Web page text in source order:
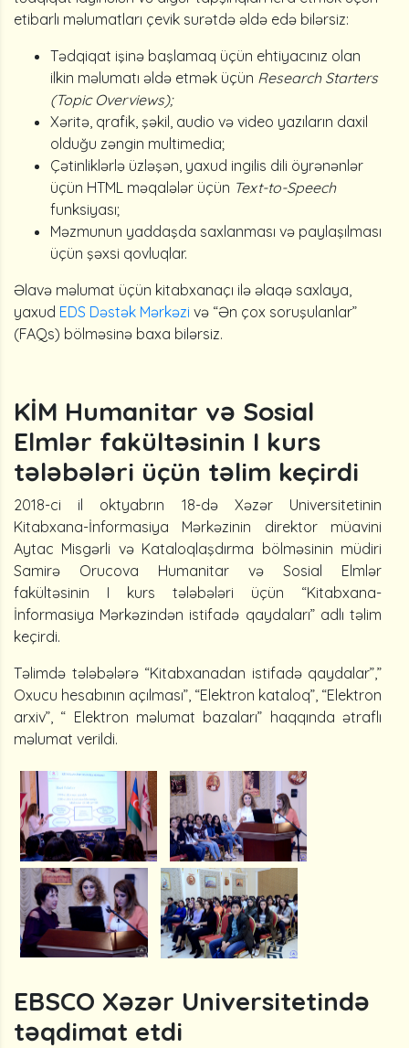
etibarlı məlumatları çevik surətdə əldə edə bilərsiz:
Tədqiqat işinə başlamaq üçün ehtiyacınız olan
ilkin məlumatı əldə etmək üçün Research Starters
(Topic Overviews);
Xəritə, qrafik, şəkil, audio və video yazıların daxil
olduğu zəngin multimedia;
Çətinliklərlə üzləşən, yaxud ingilis dili öyrənənlər
üçün HTML məqalələr üçün Text-to-Speech
funksiyası;
Məzmunun yaddaşda saxlanması və paylaşılması
üçün şəxsi qovluqlar.
Əlavə məlumat üçün kitabxanaçı ilə əlaqə saxlaya,
yaxud EDS Dəstək Mərkəzi və “Ən çox soruşulanlar”
(FAQs) bölməsinə baxa bilərsiz.
KİM Humanitar və Sosial
Elmlər fakültəsinin I kurs
tələbələri üçün təlim keçirdi
2018-ci il oktyabrın 18-də Xəzər Universitetinin
Kitabxana-İnformasiya Mərkəzinin direktor müavini
Aytac Misgərli və Kataloqlaşdırma bölməsinin müdiri
Samirə Orucova Humanitar və Sosial Elmlər
fakültəsinin I kurs tələbələri üçün “Kitabxana-
İnformasiya Mərkəzindən istifadə qaydaları” adlı təlim
keçirdi.
Təlimdə tələbələrə “Kitabxanadan istifadə qaydalar”,”
Oxucu hesabının açılması”, “Elektron kataloq”, “Elektron
arxiv”, “ Elektron məlumat bazaları” haqqında ətraflı
məlumat verildi.
EBSCO Xəzər Universitetində
təqdimat etdi